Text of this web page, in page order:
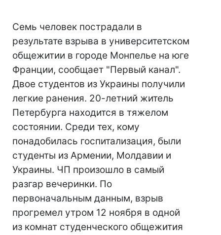
Семь человек пострадали в
результате взрыва в университетском
общежитии в городе Монпелье на юге
Франции, сообщает "Первый канал".
Двое студентов из Украины получили
легкие ранения. 20-летний житель
Петербурга находится в тяжелом
состоянии. Среди тех, кому
понадобилась госпитализация, были
студенты из Армении, Молдавии и
Украины. ЧП произошло в самый
разгар вечеринки. По
первоначальным данным, взрыв
прогремел утром 12 ноября в одной
из комнат студенческого общежития